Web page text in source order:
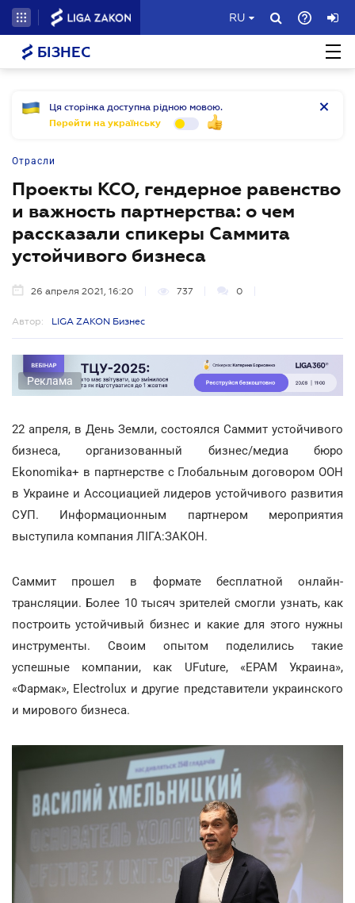
RU
БІЗНЕС
Ця сторінка доступна рідною мовою.
Перейти на українську
Отрасли
Проекты КСО, гендерное равенство
и важность партнерства: о чем
рассказали спикеры Саммита
устойчивого бизнеса
26 апреля 2021, 16:20 737 0
Автор: LIGA ZAKON Бизнес
Реклама
22 апреля, в День Земли, состоялся Саммит устойчивого
бизнеса, организованный бизнес/медиа бюро
Ekonomika+ в партнерстве с Глобальным договором ООН
в Украине и Ассоциацией лидеров устойчивого развития
СУП. Информационным партнером мероприятия
выступила компания ЛІГА:ЗАКОН.
Саммит прошел в формате бесплатной онлайн-
трансляции. Более 10 тысяч зрителей смогли узнать, как
построить устойчивый бизнес и какие для этого нужны
инструменты. Своим опытом поделились такие
успешные компании, как UFuture, «EPAM Украина»,
«Фармак», Electrolux и другие представители украинского
и мирового бизнеса.